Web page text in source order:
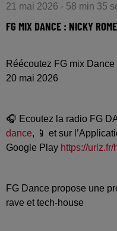
21 mai 2026 - 58 min 35
FG MIX DANCE : NICKY
Réécoutez FG mix
20 mai 2026
🎧 Ecoutez la radio FG
dance, 📱 et sur
Google Play https://urlz.fr/
FG Dance propose une
rave et tech-house